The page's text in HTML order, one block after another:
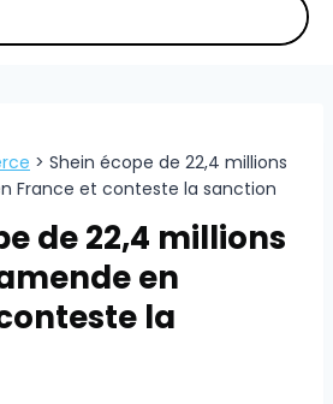
> Shein écope de 22,4 millions
France et conteste la sanction
de 22,4 millions
en
la